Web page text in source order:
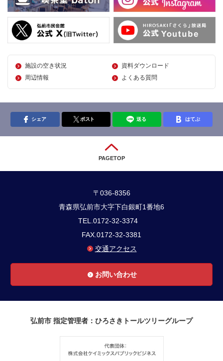
施設の空き状況
資料ダウンロード
周辺情報
よくある質問
シェア ポスト 送る はてぶ
PAGETOP
〒036-8356
青森県弘前市大字下白銀町1番地6
TEL.0172-32-3374
FAX.0172-32-3381
交通アクセス
お問い合わせ
弘前市 指定管理者：ひろさきトールツリーグループ